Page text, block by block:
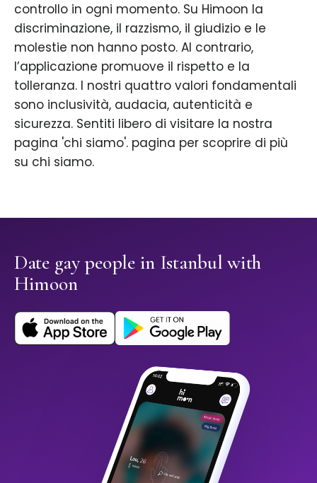
controllo in ogni momento. Su Himoon la
discriminazione, il razzismo, il giudizio e le
molestie non hanno posto. Al contrario,
l’applicazione promuove il rispetto e la
tolleranza. I nostri quattro valori fondamentali
sono inclusività, audacia, autenticità e
sicurezza. Sentiti libero di visitare la nostra
pagina 'chi siamo'. pagina per scoprire di più
su chi siamo.
Date gay people in Istanbul with
Himoon